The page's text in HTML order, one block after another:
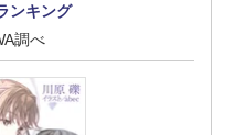
ンキング
調べ